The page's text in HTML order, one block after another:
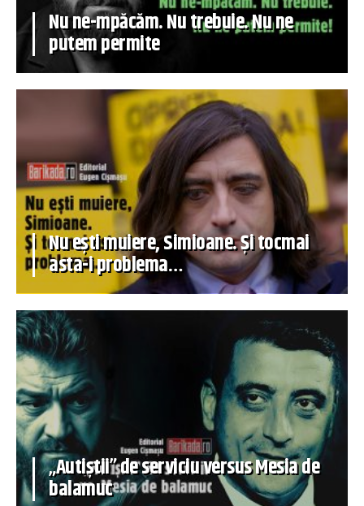
Nu ne-mpăcăm. Nu trebuie. Nu ne
putem permite
Nu ești muiere, Simioane. Și tocmai
asta-i problema…
„Autiștii” de serviciu versus Mesia de
balamuc